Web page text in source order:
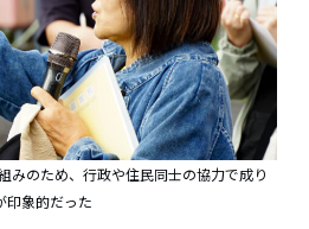
みのため、行政や住民同士の協力で成り
印象的だった